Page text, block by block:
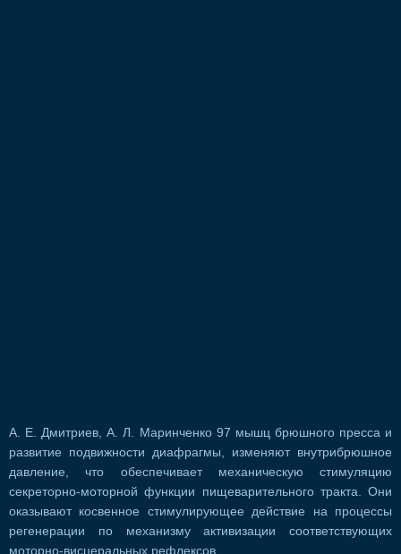
А. Е. Дмитриев, А. Л. Маринченко 97 мышц брюшного пресса и
развитие подвижности диафрагмы, изменяют внутрибрюшное
давление, что обеспечивает механическую стимуляцию
секреторно-моторной функции пищеварительного тракта. Они
оказывают косвенное стимулирующее действие на процессы
регенерации по механизму активизации соответствующих
моторно-висцеральных рефлексов.